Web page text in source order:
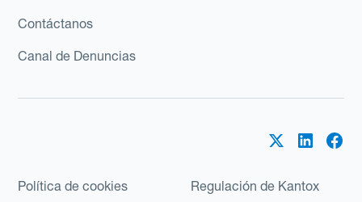
Contáctanos
Canal de Denuncias
Política de cookies Regulación de Kantox